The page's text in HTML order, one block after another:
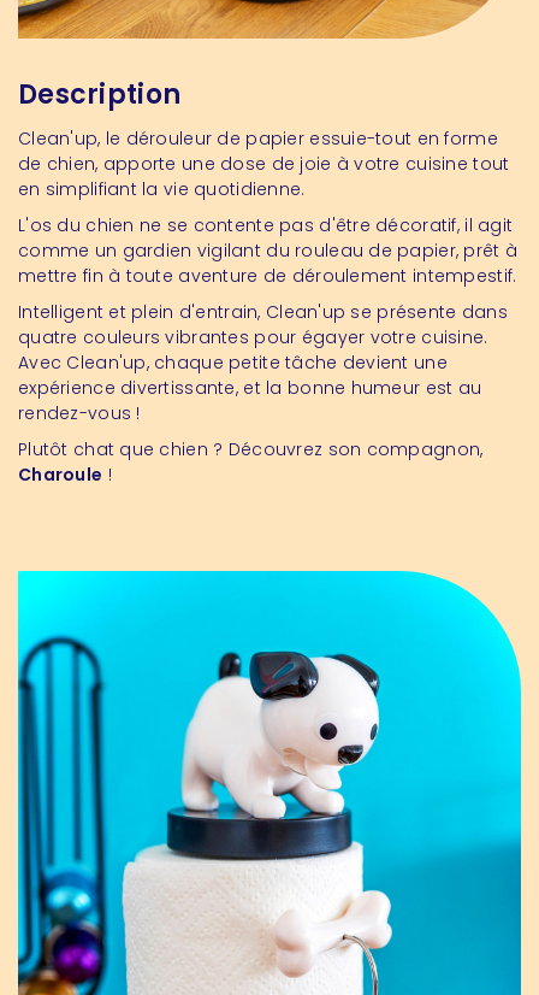
Description
Clean'up, le dérouleur de papier essuie-tout en forme
de chien, apporte une dose de joie à votre cuisine tout
en simplifiant la vie quotidienne.
L'os du chien ne se contente pas d'être décoratif, il agit
comme un gardien vigilant du rouleau de papier, prêt à
mettre fin à toute aventure de déroulement intempestif.
Intelligent et plein d'entrain, Clean'up se présente dans
quatre couleurs vibrantes pour égayer votre cuisine.
Avec Clean'up, chaque petite tâche devient une
expérience divertissante, et la bonne humeur est au
rendez-vous !
Plutôt chat que chien ? Découvrez son compagnon,
Charoule !